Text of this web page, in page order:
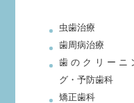
虫歯治療
歯周病治療
歯のクリーニ
グ・予防歯科
矯正歯科